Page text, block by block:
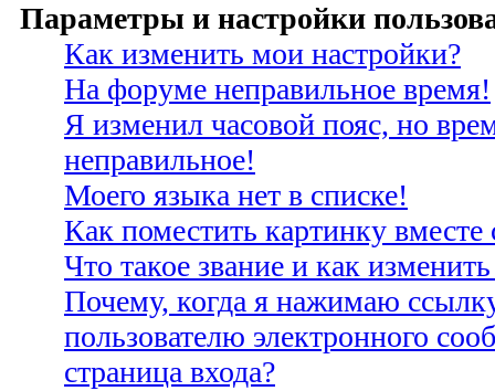
Параметры и настройки
Как изменить мои настройки?
На форуме неправильное время!
Я изменил часовой пояс, но
неправильное!
Моего языка нет в списке!
Как поместить картинку
Что такое звание и как изменить
Почему, когда я нажимаю
пользователю электронного
страница входа?